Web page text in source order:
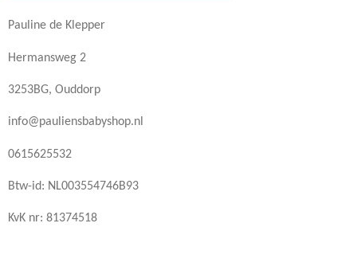
Pauline de Klepper
Hermansweg 2
3253BG, Ouddorp
info@pauliensbabyshop.nl
0615625532
Btw-id: NL003554746B93
KvK nr: 81374518